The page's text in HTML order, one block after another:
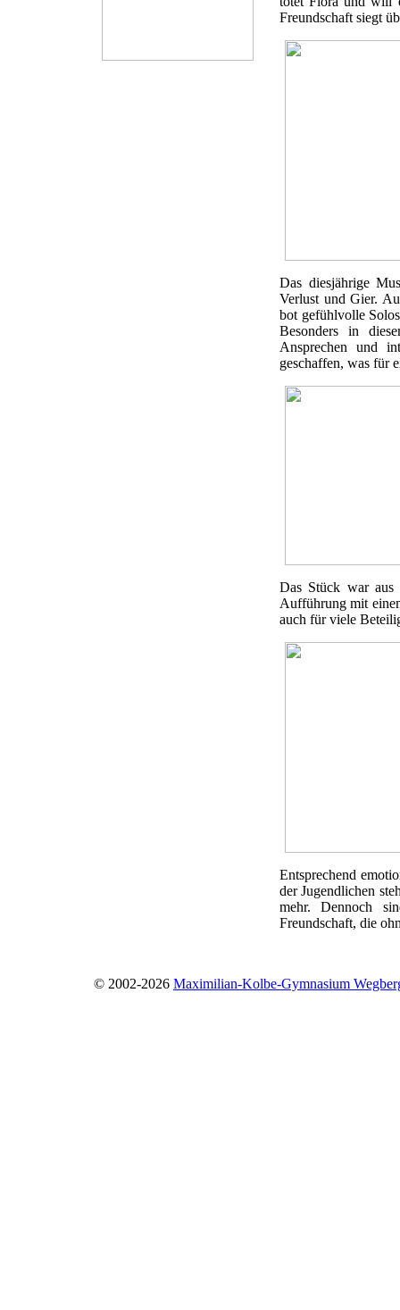
Freundschaft siegt
Das diesjährige
Verlust und Gier.
bot gefühlvolle
Besonders in
Ansprechen und
geschaffen, was für
Das Stück war aus
Aufführung mit
auch für viele
Entsprechend
der Jugendlichen
mehr. Dennoch
Freundschaft, die
© 2002-2026 Maximilian-Kolbe-Gymnasium